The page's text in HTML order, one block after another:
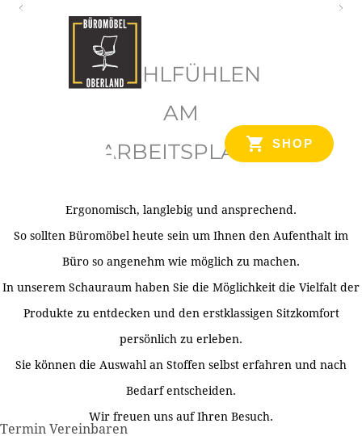
SHOP
WOHLFÜHLEN
AM
ARBEITSPLATZ
Ergonomisch, langlebig und ansprechend.
So sollten Büromöbel heute sein um Ihnen den Aufenthalt im
Büro so angenehm wie möglich zu machen.
In unserem Schauraum haben Sie die Möglichkeit die Vielfalt der
Produkte zu entdecken und den erstklassigen Sitzkomfort
persönlich zu erleben.
Sie können die Auswahl an Stoffen selbst erfahren und nach
Bedarf entscheiden.
Wir freuen uns auf Ihren Besuch.
Termin Vereinbaren